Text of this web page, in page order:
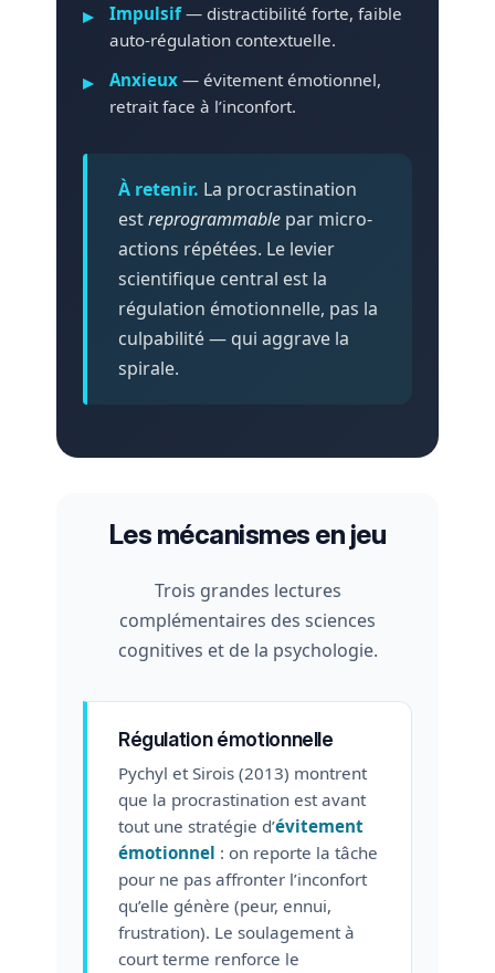
Impulsif— distractibilité forte, faible
auto-régulation contextuelle.
Anxieux— évitement émotionnel,
retrait face à l’inconfort.
À retenir. La procrastination
estreprogrammablepar micro-
actions répétées. Le levier
scientifique central est la
régulation émotionnelle, pas la
culpabilité — qui aggrave la
spirale.
Les mécanismes en jeu
Trois grandes lectures
complémentaires des sciences
cognitives et de la psychologie.
Régulation émotionnelle
Pychyl et Sirois (2013) montrent
que la procrastination est avant
tout une stratégie d’évitement
émotionnel : on reporte la tâche
pour ne pas affronter l’inconfort
qu’elle génère (peur, ennui,
frustration). Le soulagement à
court terme renforce le